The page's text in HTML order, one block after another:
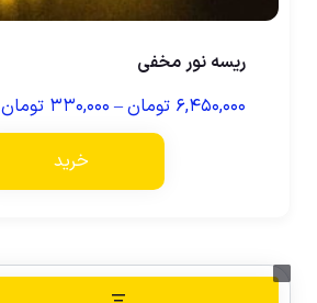
ریسه نور مخفی
۶,۴۵۰,۰۰۰ تومان– ۳۳۰,۰۰۰ تومان
خرید